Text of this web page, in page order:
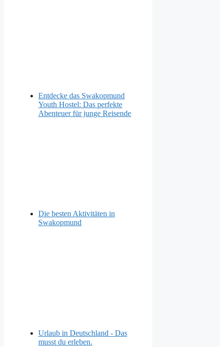
Entdecke das Swakopmund
Youth Hostel: Das perfekte
Abenteuer für junge Reisende
Die besten Aktivitäten in
Swakopmund
Urlaub in Deutschland - Das
musst du erleben.